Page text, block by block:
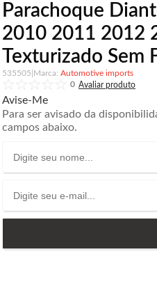
Parachoque
2010 2011 2012
Texturizado Sem
535505
Automotive imports
0
Avise-Me
Para ser avisado da
campos abaixo.